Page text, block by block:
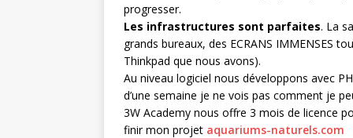
progresser.
Les infrastructures sont parfaites. La
grands bureaux, des ECRANS IMMENSES
Thinkpad que nous avons).
Au niveau logiciel nous développons avec
d’une semaine je ne vois pas comment je
3W Academy nous offre 3 mois de licence
finir mon projet aquariums-naturels.com